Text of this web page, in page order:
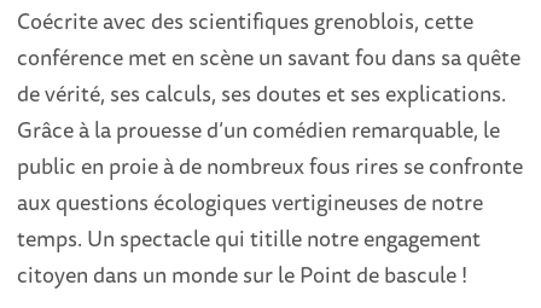
Coécrite avec des scientifiques grenoblois, cette
conférence met en scène un savant fou dans sa quête
de vérité, ses calculs, ses doutes et ses explications.
Grâce à la prouesse d’un comédien remarquable, le
public en proie à de nombreux fous rires se confronte
aux questions écologiques vertigineuses de notre
temps. Un spectacle qui titille notre engagement
citoyen dans un monde sur le Point de bascule !